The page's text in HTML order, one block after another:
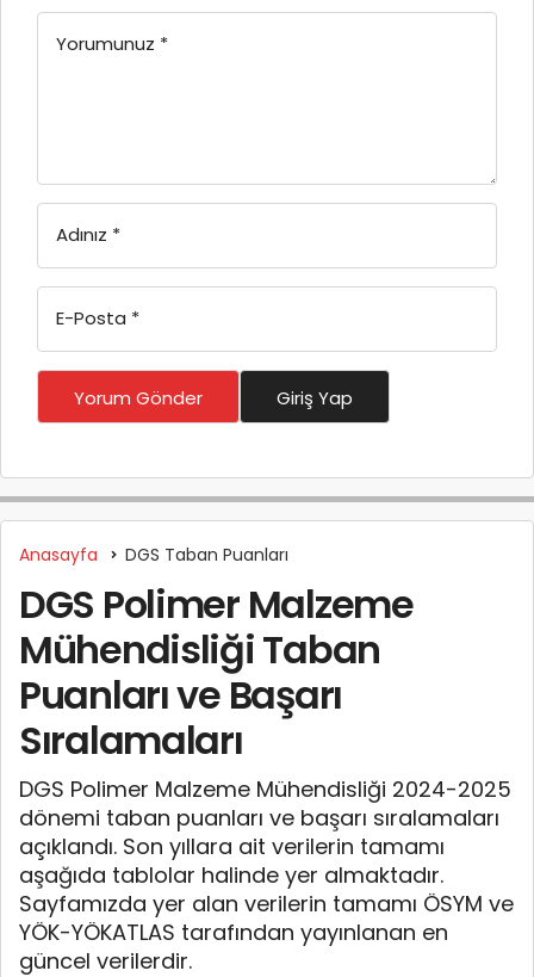
Yorumunuz *
Adınız *
E-Posta *
Yorum Gönder Giriş Yap
Anasayfa DGS Taban Puanları
DGS Polimer Malzeme
Mühendisliği Taban
Puanları ve Başarı
Sıralamaları
DGS Polimer Malzeme Mühendisliği 2024-2025
dönemi taban puanları ve başarı sıralamaları
açıklandı. Son yıllara ait verilerin tamamı
aşağıda tablolar halinde yer almaktadır.
Sayfamızda yer alan verilerin tamamı ÖSYM ve
YÖK-YÖKATLAS tarafından yayınlanan en
güncel verilerdir.